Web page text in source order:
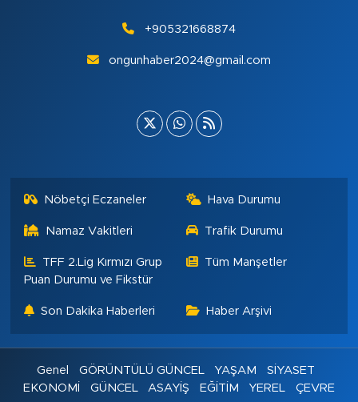
+905321668874
ongunhaber2024@gmail.com
Nöbetçi Eczaneler Hava Durumu
Namaz Vakitleri Trafik Durumu
TFF 2.Lig Kırmızı Grup
Puan Durumu ve Fikstür
Tüm Manşetler
Son Dakika Haberleri Haber Arşivi
Genel GÖRÜNTÜLÜ GÜNCEL YAŞAM
SİYASET
EKONOMİ
GÜNCEL ASAYİŞ EĞİTİM YEREL ÇEVRE